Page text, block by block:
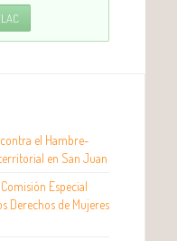
el Hambre-
en San Juan
Especial
Derechos de Mujeres